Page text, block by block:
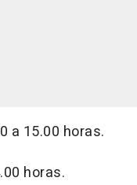
a 15.00 horas.
horas.